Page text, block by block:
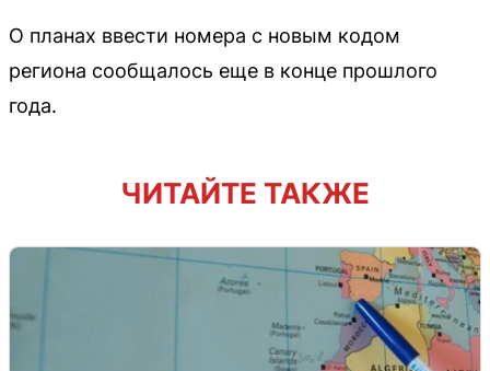
О планах ввести номера с новым кодом
региона сообщалось еще в конце прошлого
года.
ЧИТАЙТЕ ТАКЖЕ